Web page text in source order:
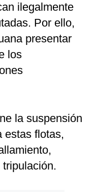
ilegalmente
Por ello,
presentar
los
la suspensión
estas flotas,